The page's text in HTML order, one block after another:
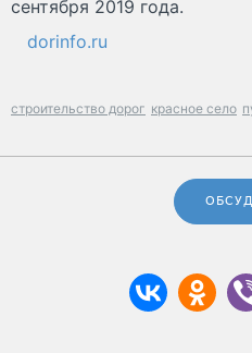
сентября 2019 года.
dorinfo.ru
строительство дорог красное село